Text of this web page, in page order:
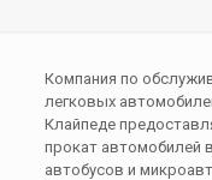
Компания по
легковых
Клайпеде
прокат автомобилей
автобусов и